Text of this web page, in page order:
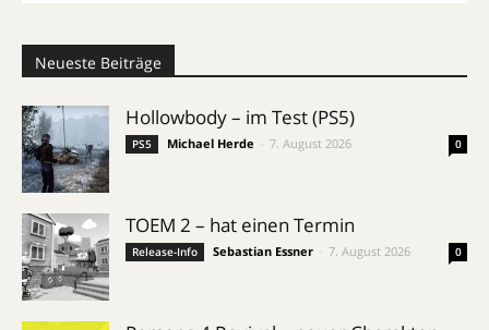
Neueste Beiträge
Hollowbody – im Test (PS5)
PS5 Michael Herde 7. August 2026 0
TOEM 2 – hat einen Termin
Release-Info Sebastian Essner 7. August 2026 0